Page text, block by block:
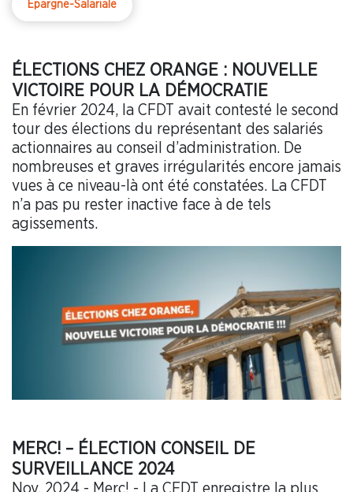
Epargne-Salariale
ÉLECTIONS CHEZ ORANGE : NOUVELLE
VICTOIRE POUR LA DÉMOCRATIE
En février 2024, la CFDT avait contesté le second
tour des élections du représentant des salariés
actionnaires au conseil d’administration. De
nombreuses et graves irrégularités encore jamais
vues à ce niveau-là ont été constatées. La CFDT
n’a pas pu rester inactive face à de tels
agissements.
MERC! – ÉLECTION CONSEIL DE
SURVEILLANCE 2024